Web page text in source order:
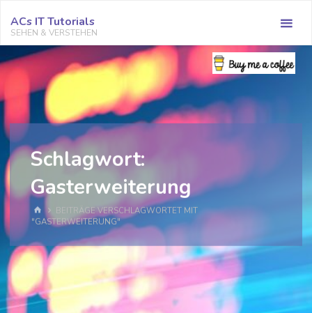
Inhalt
springen
ACs IT Tutorials
SEHEN & VERSTEHEN
Schlagwort:
Gasterweiterung
STARTBEITRÄGE VERSCHLAGWORTET MIT
"GASTERWEITERUNG"